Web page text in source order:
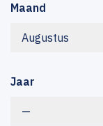
Maand
Augustus
Jaar
—